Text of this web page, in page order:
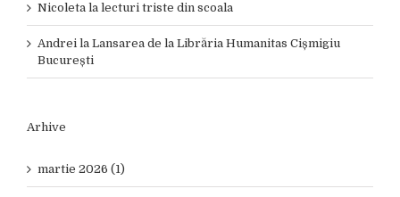
Nicoleta la lecturi triste din scoala
Andrei la Lansarea de la Librăria Humanitas Cișmigiu
București
Arhive
martie 2026 (1)